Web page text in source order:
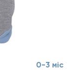
0-3 міс